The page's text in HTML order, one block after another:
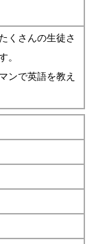
くさんの生徒さ
。
ンで英語を教え